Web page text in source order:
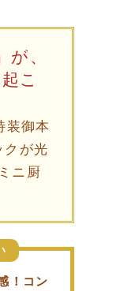
が、
こ
装御本
クが光
ニ厨
！コン